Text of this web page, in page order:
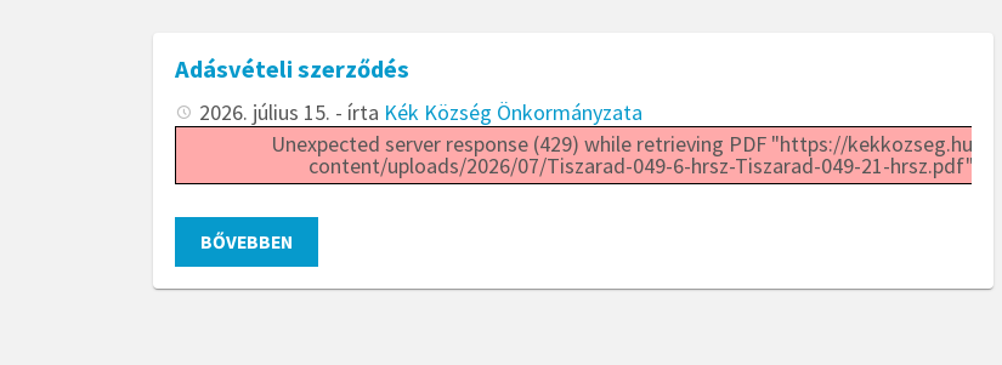
Adásvételi szerződés
2026. július 15. - írta Kék Község Önkormányzata
Unexpected server response (429) while retrieving PDF "https://kekkozseg.hu/wp-
content/uploads/2026/07/Tiszarad-049-6-hrsz-Tiszarad-049-21-hrsz.pdf".
BŐVEBBEN